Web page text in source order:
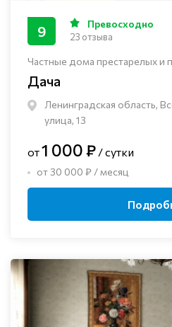
Частные дома престарелых и
Дача
Ленинградская область,
улица, 13
9 Превосходно
23 отзыва
от1 000 ₽ / сутки
от 30 000 ₽ / месяц